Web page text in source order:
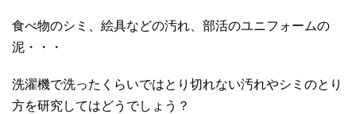
食べ物のシミ、絵具などの汚れ、部活のユニフォームの
泥・・・
洗濯機で洗ったくらいではとり切れない汚れやシミのとり
方を研究してはどうでしょう？